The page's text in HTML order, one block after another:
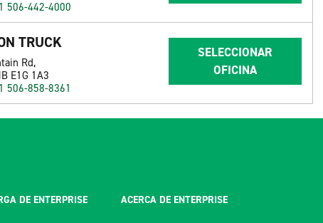
506-442-4000
TRUCK
Rd,
E1G 1A3
506-858-8361
SELECCIONAR
OFICINA
DE ENTERPRISE ACERCA DE ENTERPRISE